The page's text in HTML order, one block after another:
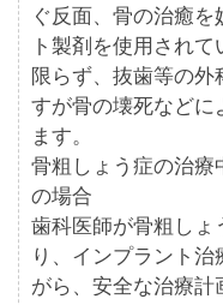
ぐ反面、骨の治癒
ト製剤を使用され
限らず、抜歯等の外
すが骨の壊死などに
ます。
骨粗しょう症の治療
の場合
歯科医師が骨粗しょ
り、インプラント
がら、安全な治療計